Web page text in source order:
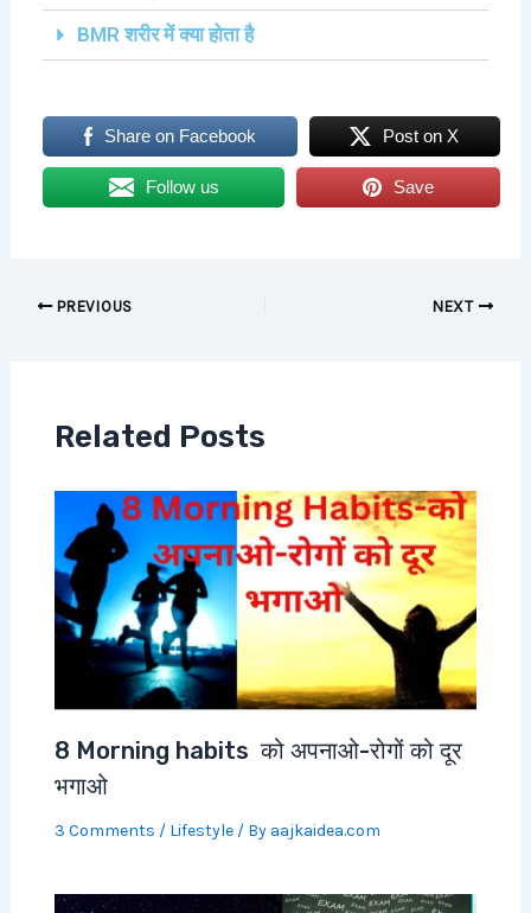
BMR शरीर में क्या होता है
Share on Facebook Post on X
Follow us Save
PREVIOUS NEXT
Related Posts
8 Morning habits को अपनाओ-रोगों को दूर
भगाओ
3 Comments / Lifestyle/ By aajkaidea.com